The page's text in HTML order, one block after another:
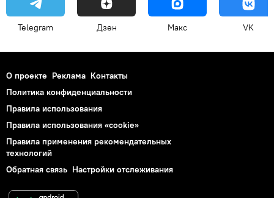
Telegram Дзен Макс VK
О проекте Реклама Контакты
Политика конфиденциальности
Правила использования
Правила использования «cookie»
Правила применения рекомендательных
технологий
Обратная связь Настройки отслеживания